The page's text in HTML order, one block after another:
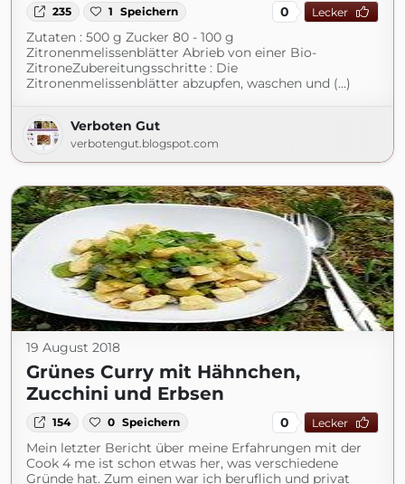
235 1 Speichern 0 Lecker
Zutaten : 500 g Zucker 80 - 100 g
Zitronenmelissenblätter Abrieb von einer Bio-
ZitroneZubereitungsschritte : Die
Zitronenmelissenblätter abzupfen, waschen und (...)
Verboten Gut
verbotengut.blogspot.com
19 August 2018
Grünes Curry mit Hähnchen,
Zucchini und Erbsen
154 0 Speichern 0 Lecker
Mein letzter Bericht über meine Erfahrungen mit der
Cook 4 me ist schon etwas her, was verschiedene
Gründe hat. Zum einen war ich beruflich und privat